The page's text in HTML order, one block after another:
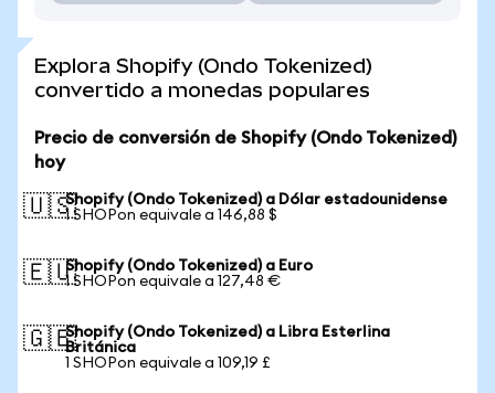
Explora Shopify (Ondo Tokenized)
convertido a monedas populares
Precio de conversión de Shopify (Ondo Tokenized)
hoy
🇺🇸Shopify (Ondo Tokenized) a Dólar estadounidense
1 SHOPon equivale a 146,88 $
🇪🇺Shopify (Ondo Tokenized) a Euro
1 SHOPon equivale a 127,48 €
🇬🇧Shopify (Ondo Tokenized) a Libra Esterlina
Británica
1 SHOPon equivale a 109,19 £